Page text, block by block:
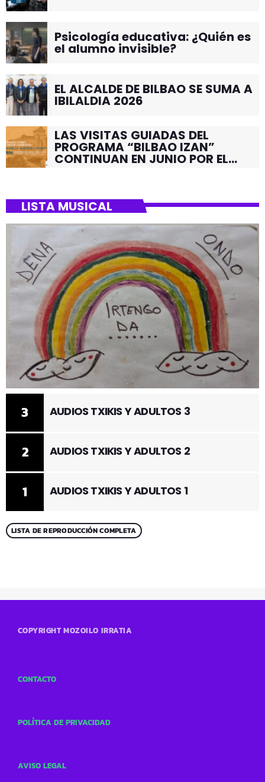
Psicología educativa: ¿Quién es
el alumno invisible?
EL ALCALDE DE BILBAO SE SUMA A
IBILALDIA 2026
LAS VISITAS GUIADAS DEL
PROGRAMA “BILBAO IZAN”
CONTINUAN EN JUNIO POR EL
LISTA MUSICAL
1 AUDIOS TXIKIS Y ADULTOS 1
2 AUDIOS TXIKIS Y ADULTOS 2
3 AUDIOS TXIKIS Y ADULTOS 3
LISTA DE REPRODUCCIÓN COMPLETA
COPYRIGHT MOZOILO IRRATIA
CONTACTO
POLÍTICA DE PRIVACIDAD
AVISO LEGAL